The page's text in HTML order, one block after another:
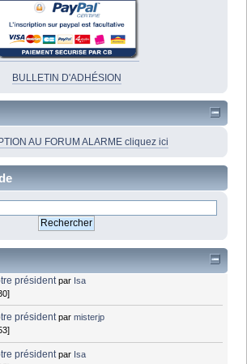
BULLETIN D'ADHÉSION
AU FORUM ALARME cliquez ici
président par Isa
président parmisterjp
président par Isa